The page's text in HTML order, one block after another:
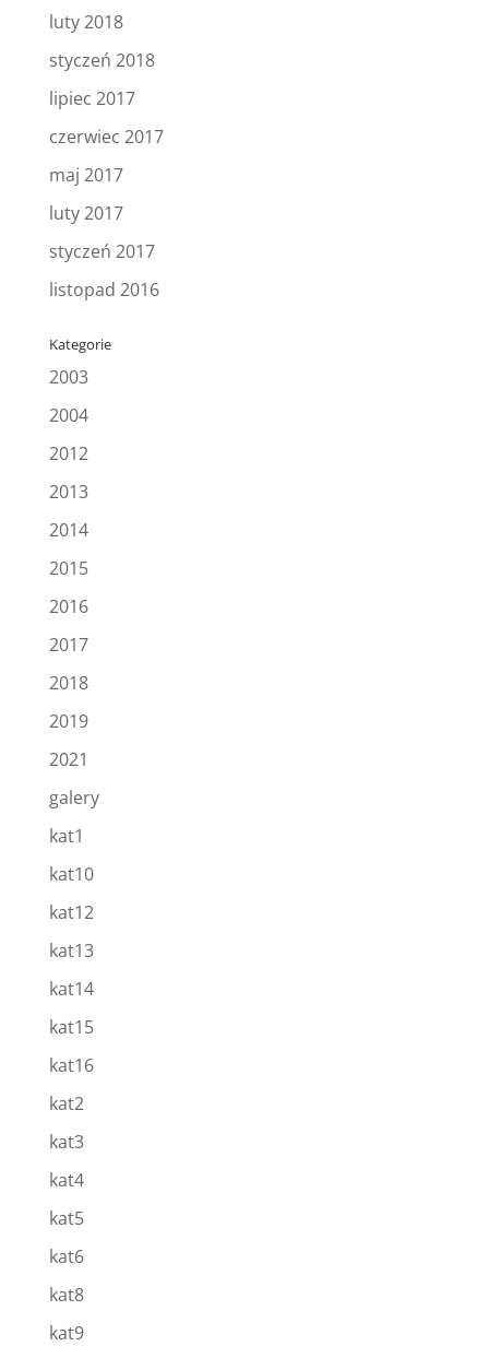
luty 2018
styczeń 2018
lipiec 2017
czerwiec 2017
maj 2017
luty 2017
styczeń 2017
listopad 2016
Kategorie
2003
2004
2012
2013
2014
2015
2016
2017
2018
2019
2021
galery
kat1
kat10
kat12
kat13
kat14
kat15
kat16
kat2
kat3
kat4
kat5
kat6
kat8
kat9